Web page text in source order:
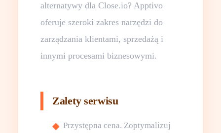
alternatywy dla Close.io? Apptivo
oferuje szeroki zakres narzędzi do
zarządzania klientami, sprzedażą i
innymi procesami biznesowymi.
Zalety serwisu
Przystępna cena. Zoptymalizuj